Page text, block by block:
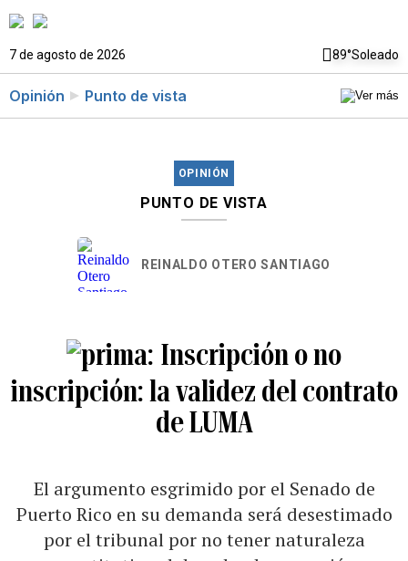
7 de agosto de 2026 89°Soleado
Opinión Punto de vista
OPINIÓN
PUNTO DE VISTA
REINALDO OTERO SANTIAGO
Inscripción o no
inscripción: la validez del contrato
de LUMA
El argumento esgrimido por el Senado de
Puerto Rico en su demanda será desestimado
por el tribunal por no tener naturaleza